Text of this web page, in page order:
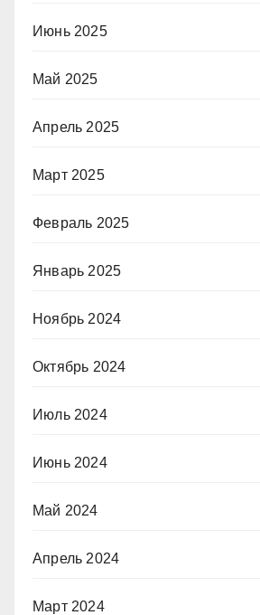
Июнь 2025
Май 2025
Апрель 2025
Март 2025
Февраль 2025
Январь 2025
Ноябрь 2024
Октябрь 2024
Июль 2024
Июнь 2024
Май 2024
Апрель 2024
Март 2024